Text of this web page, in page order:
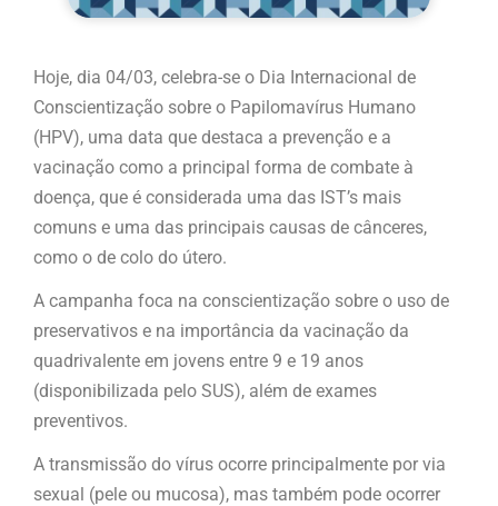
Hoje, dia 04/03, celebra-se o Dia Internacional de
Conscientização sobre o Papilomavírus Humano
(HPV), uma data que destaca a prevenção e a
vacinação como a principal forma de combate à
doença, que é considerada uma das IST’s mais
comuns e uma das principais causas de cânceres,
como o de colo do útero.
A campanha foca na conscientização sobre o uso de
preservativos e na importância da vacinação da
quadrivalente em jovens entre 9 e 19 anos
(disponibilizada pelo SUS), além de exames
preventivos.
A transmissão do vírus ocorre principalmente por via
sexual (pele ou mucosa), mas também pode ocorrer